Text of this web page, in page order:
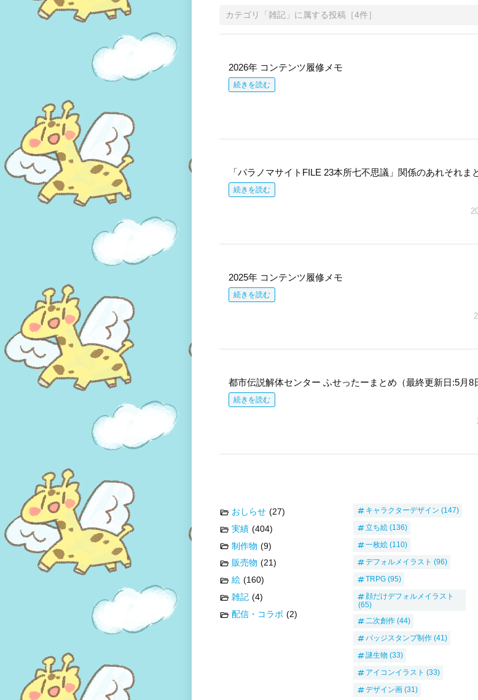
カテゴリ「 雑記 」に属する投稿 ［4件］
2026年 コンテンツ履修メモ
続きを読む
「パラノマサイトFILE 23本所七不思議」関係のあれそれま
続きを読む
2025年 コンテンツ履修メモ
続きを読む
都市伝説解体センター ふせったーまとめ（最終更新日:5月8
続きを読む
おしらせ (27)
実績 (404)
制作物 (9)
販売物 (21)
絵 (160)
雑記 (4)
配信・コラボ (2)
キャラクターデザイン (147)
立ち絵 (136)
一枚絵 (110)
デフォルメイラスト (96)
TRPG (95)
顔だけデフォルメイラスト
(65)
二次創作 (44)
バッジスタンプ制作 (41)
謎生物 (33)
アイコンイラスト (33)
デザイン画 (31)